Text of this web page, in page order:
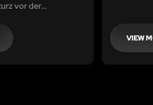
vor der
spurlos
VIEW